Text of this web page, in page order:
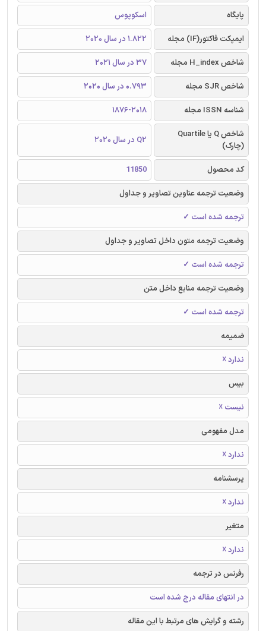
پایگاه
اسکوپوس
ایمپکت فاکتور(IF) مجله
1.822 در سال 2020
شاخص H_index مجله
37 در سال 2021
شاخص SJR مجله
0.793 در سال 2020
شناسه ISSN مجله
1876-2018
شاخص Q یا Quartile
(چارک)
Q2 در سال 2020
کد محصول
11850
وضعیت ترجمه عناوین تصاویر و جداول
ترجمه شده است ✓
وضعیت ترجمه متون داخل تصاویر و جداول
ترجمه شده است ✓
وضعیت ترجمه منابع داخل متن
ترجمه شده است ✓
ضمیمه
ندارد ☓
بیس
نیست ☓
مدل مفهومی
ندارد ☓
پرسشنامه
ندارد ☓
متغیر
ندارد ☓
رفرنس در ترجمه
در انتهای مقاله درج شده است
رشته و گرایش های مرتبط با این مقاله